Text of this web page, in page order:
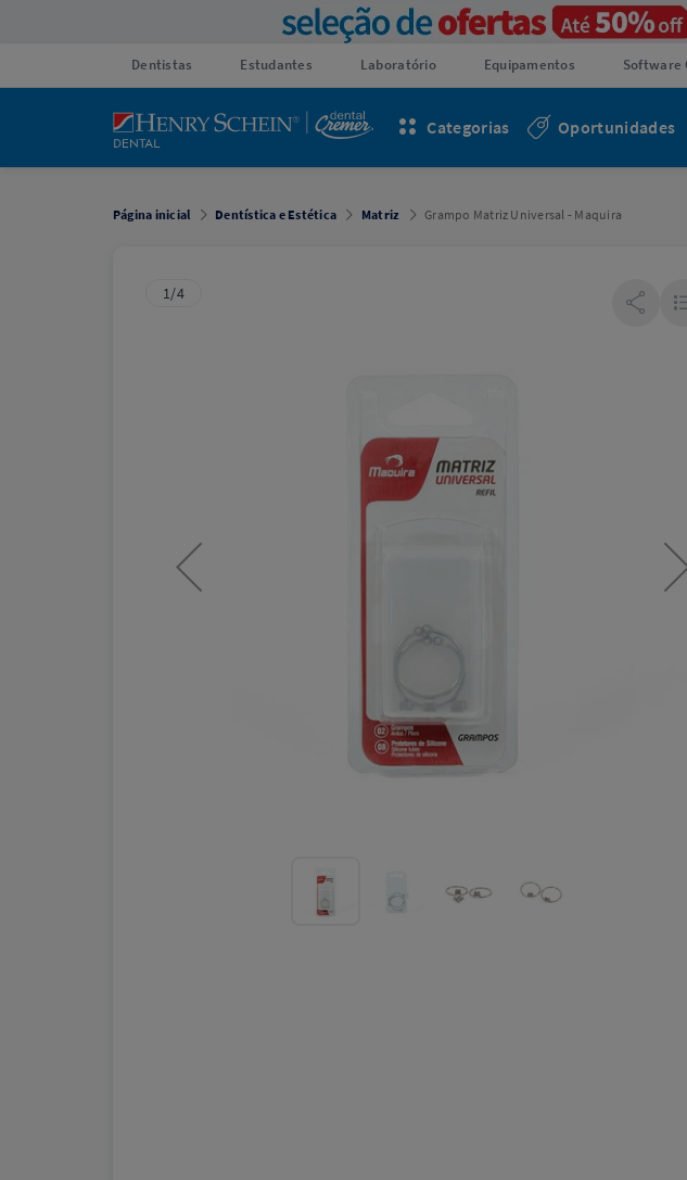
Dentistas Estudantes Laboratório Equipamentos Software
Oportunidades
Categorias
Página inicial Dentística e Estética Matriz Grampo Matriz Universal - Maquira
1/4